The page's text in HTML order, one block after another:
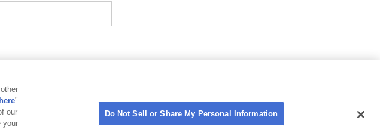
here"
our
your
Do Not Sell or Share My Personal Information